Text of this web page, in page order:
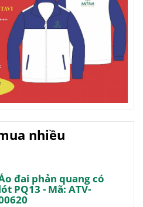
nhiều
đai phản quang có
PQ13 - Mã: ATV-